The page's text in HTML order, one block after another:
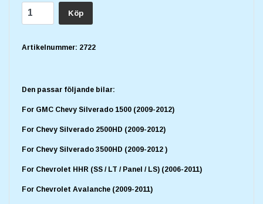
Köp
Artikelnummer: 2722
Den passar följande bilar:
For GMC Chevy Silverado 1500 (2009-2012)
For Chevy Silverado 2500HD (2009-2012)
For Chevy Silverado 3500HD (2009-2012 )
For Chevrolet HHR (SS / LT / Panel / LS) (2006-2011)
For Chevrolet Avalanche (2009-2011)